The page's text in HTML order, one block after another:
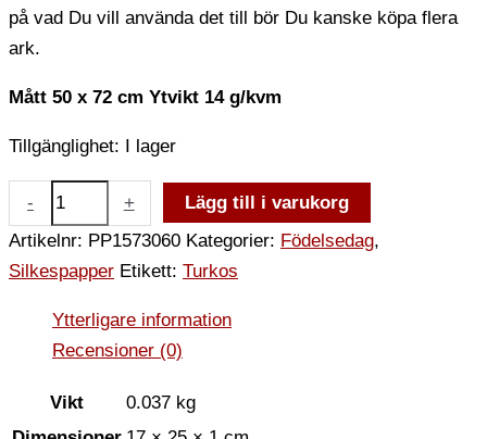
på vad Du vill använda det till bör Du kanske köpa flera
ark.
Mått 50 x 72 cm Ytvikt 14 g/kvm
Tillgänglighet: I lager
- +
Lägg till i varukorg
Artikelnr: PP1573060 Kategorier: Födelsedag,
Silkespapper Etikett: Turkos
Ytterligare information
Recensioner (0)
Vikt
0.037 kg